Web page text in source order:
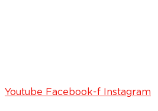
Youtube Facebook-f Instagram